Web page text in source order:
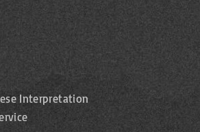
Interpretation